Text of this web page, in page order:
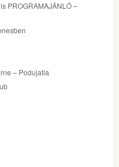
PROGRAMAJÁNLÓ –
– Podujatia